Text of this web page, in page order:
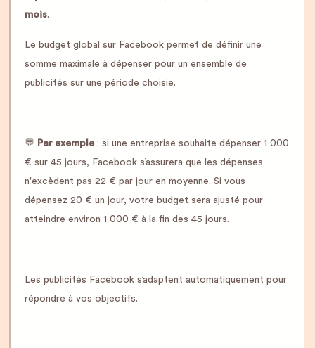
mois.
Le budget global sur Facebook permet de définir une
somme maximale à dépenser pour un ensemble de
publicités sur une période choisie.
💬 Par exemple: si une entreprise souhaite dépenser 1 000
€ sur 45 jours, Facebook s’assurera que les dépenses
n'excèdent pas 22 € par jour en moyenne. Si vous
dépensez 20 € un jour, votre budget sera ajusté pour
atteindre environ 1 000 € à la fin des 45 jours.
Les publicités Facebook s’adaptent automatiquement pour
répondre à vos objectifs.